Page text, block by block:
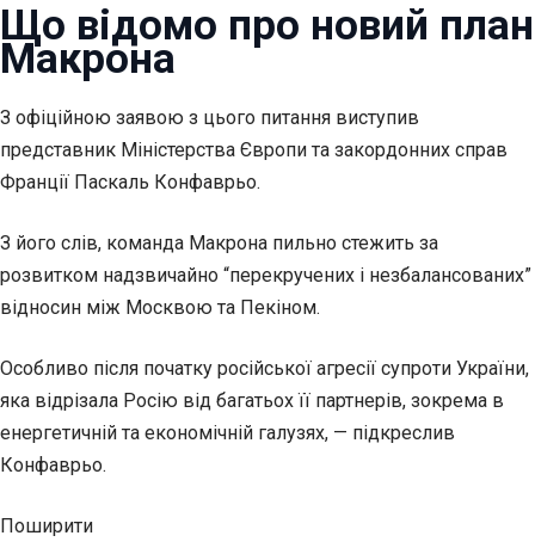
Що відомо про новий план
Макрона
З офіційною заявою з цього питання виступив
представник Міністерства Європи та закордонних справ
Франції Паскаль Конфаврьо.
З його слів, команда Макрона пильно стежить за
розвитком надзвичайно “перекручених і незбалансованих”
відносин між Москвою та Пекіном.
Особливо після початку російської агресії супроти України,
яка відрізала Росію від багатьох її партнерів, зокрема в
енергетичній та економічній галузях, — підкреслив
Конфаврьо.
Поширити